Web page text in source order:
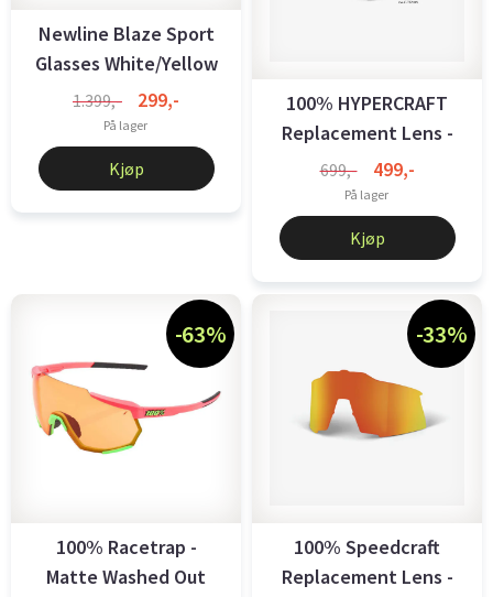
Newline Blaze Sport
Glasses White/Yellow
1.399,- 299,-
På lager
Kjøp
100% HYPERCRAFT
Replacement Lens -
Photochromic ...
699,- 499,-
På lager
Kjøp
-63%
100% Racetrap -
Matte Washed Out
-33%
100% Speedcraft
Replacement Lens -